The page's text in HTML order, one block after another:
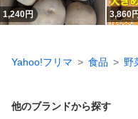
1,240円 3,860円
Yahoo!フリマ 食品 野
他のブランドから探す